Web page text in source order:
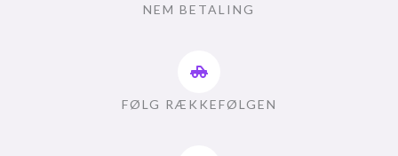
NEM BETALING
FØLG RÆKKEFØLGEN